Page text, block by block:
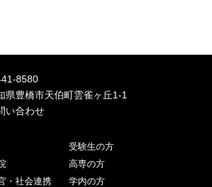
8580
県豊橋市天伯町雲雀ヶ丘1-1
い合わせ
・社会連携
受験生の方
高専の方
学内の方